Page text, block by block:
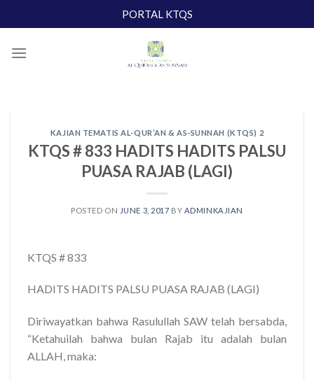
to
PORTAL KTQS
KAJIAN TEMATIS AL-QUR’AN & AS-SUNNAH (KTQS) 2
KTQS # 833 HADITS HADITS PALSU
PUASA RAJAB (LAGI)
POSTED ON JUNE 3, 2017 BY ADMINKAJIAN
KTQS # 833
HADITS HADITS PALSU PUASA RAJAB (LAGI)
Diriwayatkan bahwa Rasulullah SAW telah bersabda,
“Ketahuilah bahwa bulan Rajab itu adalah bulan
ALLAH, maka: